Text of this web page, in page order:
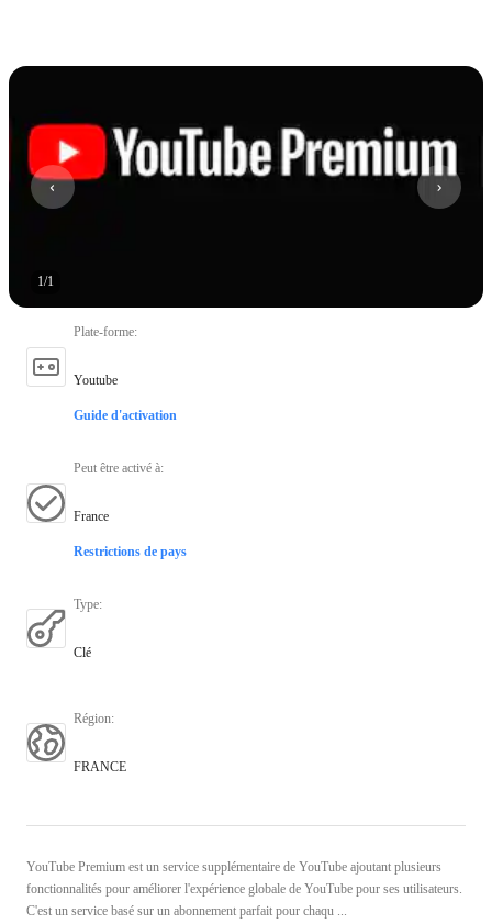
1/1
Plate-forme:
Youtube
Guide d'activation
Peut être activé à:
France
Restrictions de pays
Type:
Clé
Région:
FRANCE
YouTube Premium est un service supplémentaire de YouTube ajoutant plusieurs
fonctionnalités pour améliorer l'expérience globale de YouTube pour ses utilisateurs.
C'est un service basé sur un abonnement parfait pour chaqu ...